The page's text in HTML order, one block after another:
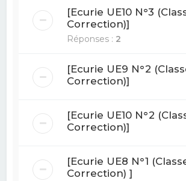
[Ecurie UE10 N°3
Correction)]
Réponses : 2
[Ecurie UE9 N°2
Correction)]
[Ecurie UE10 N°2
Correction)]
[Ecurie UE8 N°1
Correction) ]